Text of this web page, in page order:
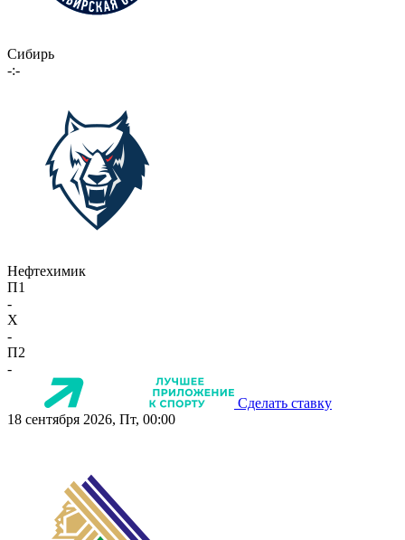
Сибирь
-:-
Нефтехимик
П1
-
X
-
П2
-
Сделать ставку
18 сентября 2026, Пт, 00:00